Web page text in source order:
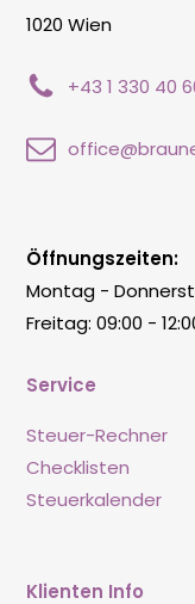
1020 Wien
+43 1 330 40
Service
Steuer-Rechner
Checklisten
Steuerkalender
Klienten Info
Öffnungszeiten:
Montag -
Freitag: 09:00 -